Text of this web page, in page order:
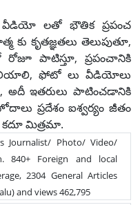
లతో భౌతిక ప్రపంచ
కృతజ్ఞతలు తెలుపుతూ,
పాటిస్తూ, ప్రపంచానికి
ఫోటో లు వీడియోలు
ఇతరులు పాటించడానికి
ప్రదేశం ఐశ్వర్యం జీతం
కదూ మిత్రమా.
Journalist/ Photo/ Video/
840+ Foreign and local
2304 General Articles
and views 462,795